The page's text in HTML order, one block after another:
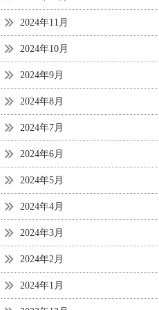
2024年11月
2024年10月
2024年9月
2024年8月
2024年7月
2024年6月
2024年5月
2024年4月
2024年3月
2024年2月
2024年1月